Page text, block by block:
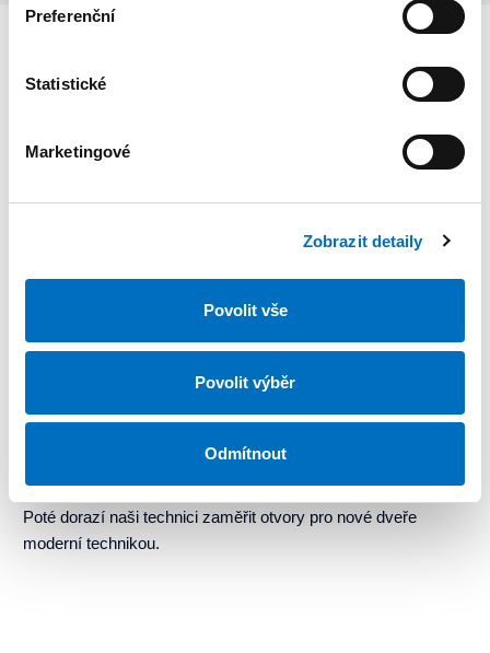
Preferenční
Statistické
Marketingové
Zobrazit detaily
Povolit vše
Povolit výběr
Odmítnout
Nejprve vše důkladně probereme
Na začátku probereme Vaše představy a možnosti a
zpracujeme prvnotní cenovou nabídku.
Poté dorazí naši technici zaměřit otvory pro nové dveře
moderní technikou.